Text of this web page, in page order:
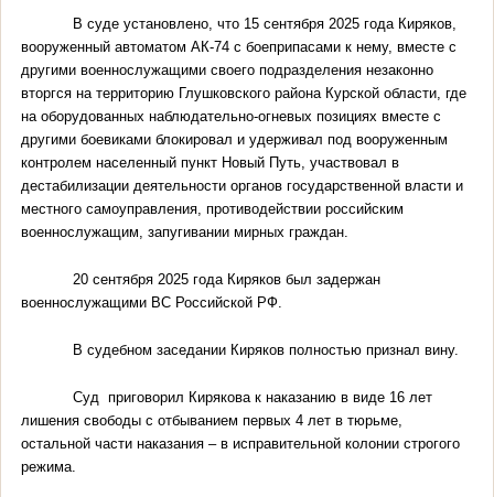
В суде установлено, что 15 сентября 2025 года Киряков,
вооруженный автоматом АК-74 с боеприпасами к нему, вместе с
другими военнослужащими своего подразделения незаконно
вторгся на территорию Глушковского района Курской области, где
на оборудованных наблюдательно-огневых позициях вместе с
другими боевиками блокировал и удерживал под вооруженным
контролем населенный пункт Новый Путь, участвовал в
дестабилизации деятельности органов государственной власти и
местного самоуправления, противодействии российским
военнослужащим, запугивании мирных граждан.
20 сентября 2025 года Киряков был задержан
военнослужащими ВС Российской РФ.
В судебном заседании Киряков полностью признал вину.
Суд приговорил Кирякова к наказанию в виде 16 лет
лишения свободы с отбыванием первых 4 лет в тюрьме,
остальной части наказания – в исправительной колонии строгого
режима.